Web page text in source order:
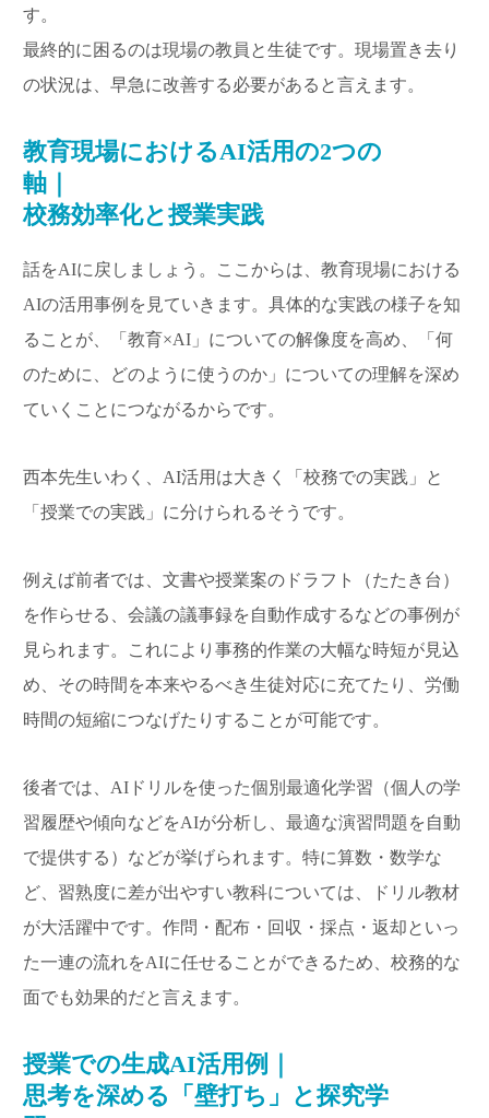
す。
最終的に困るのは現場の教員と生徒です。現場置き去り
の状況は、早急に改善する必要があると言えます。
教育現場におけるAI活用の2つの
軸｜
校務効率化と授業実践
話をAIに戻しましょう。ここからは、教育現場における
AIの活用事例を見ていきます。具体的な実践の様子を知
ることが、「教育×AI」についての解像度を高め、「何
のために、どのように使うのか」についての理解を深め
ていくことにつながるからです。
西本先生いわく、AI活用は大きく「校務での実践」と
「授業での実践」に分けられるそうです。
例えば前者では、文書や授業案のドラフト（たたき台）
を作らせる、会議の議事録を自動作成するなどの事例が
見られます。これにより事務的作業の大幅な時短が見込
め、その時間を本来やるべき生徒対応に充てたり、労働
時間の短縮につなげたりすることが可能です。
後者では、AIドリルを使った個別最適化学習（個人の学
習履歴や傾向などをAIが分析し、最適な演習問題を自動
で提供する）などが挙げられます。特に算数・数学な
ど、習熟度に差が出やすい教科については、ドリル教材
が大活躍中です。作問・配布・回収・採点・返却といっ
た一連の流れをAIに任せることができるため、校務的な
面でも効果的だと言えます。
授業での生成AI活用例｜
思考を深める「壁打ち」と探究学